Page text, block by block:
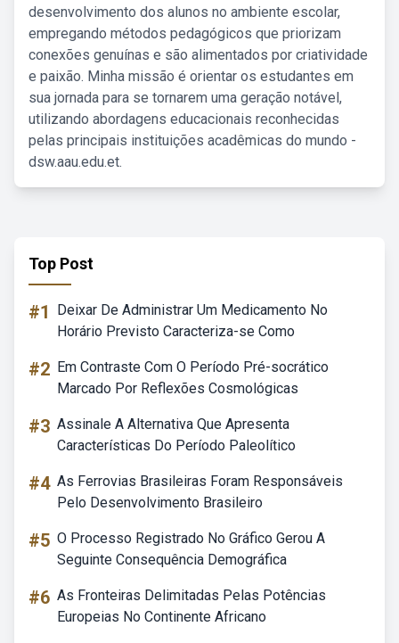
desenvolvimento dos alunos no ambiente escolar,
empregando métodos pedagógicos que priorizam
conexões genuínas e são alimentados por criatividade
e paixão. Minha missão é orientar os estudantes em
sua jornada para se tornarem uma geração notável,
utilizando abordagens educacionais reconhecidas
pelas principais instituições acadêmicas do mundo -
dsw.aau.edu.et.
Top Post
#1
Deixar De Administrar Um Medicamento No
Horário Previsto Caracteriza-se Como
#2 Em Contraste Com O Período Pré-socrático
Marcado Por Reflexões Cosmológicas
#3 Assinale A Alternativa Que Apresenta
Características Do Período Paleolítico
#4 As Ferrovias Brasileiras Foram Responsáveis
Pelo Desenvolvimento Brasileiro
#5 O Processo Registrado No Gráfico Gerou A
Seguinte Consequência Demográfica
#6 As Fronteiras Delimitadas Pelas Potências
Europeias No Continente Africano